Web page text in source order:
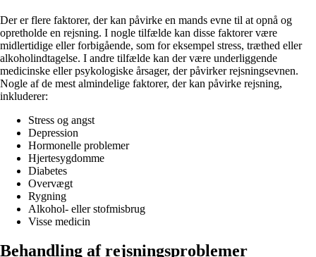
Der er flere faktorer, der kan påvirke en mands evne til at opnå og
opretholde en rejsning. I nogle tilfælde kan disse faktorer være
midlertidige eller forbigående, som for eksempel stress, træthed eller
alkoholindtagelse. I andre tilfælde kan der være underliggende
medicinske eller psykologiske årsager, der påvirker rejsningsevnen.
Nogle af de mest almindelige faktorer, der kan påvirke rejsning,
inkluderer:
Stress og angst
Depression
Hormonelle problemer
Hjertesygdomme
Diabetes
Overvægt
Rygning
Alkohol- eller stofmisbrug
Visse medicin
Behandling af rejsningsproblemer